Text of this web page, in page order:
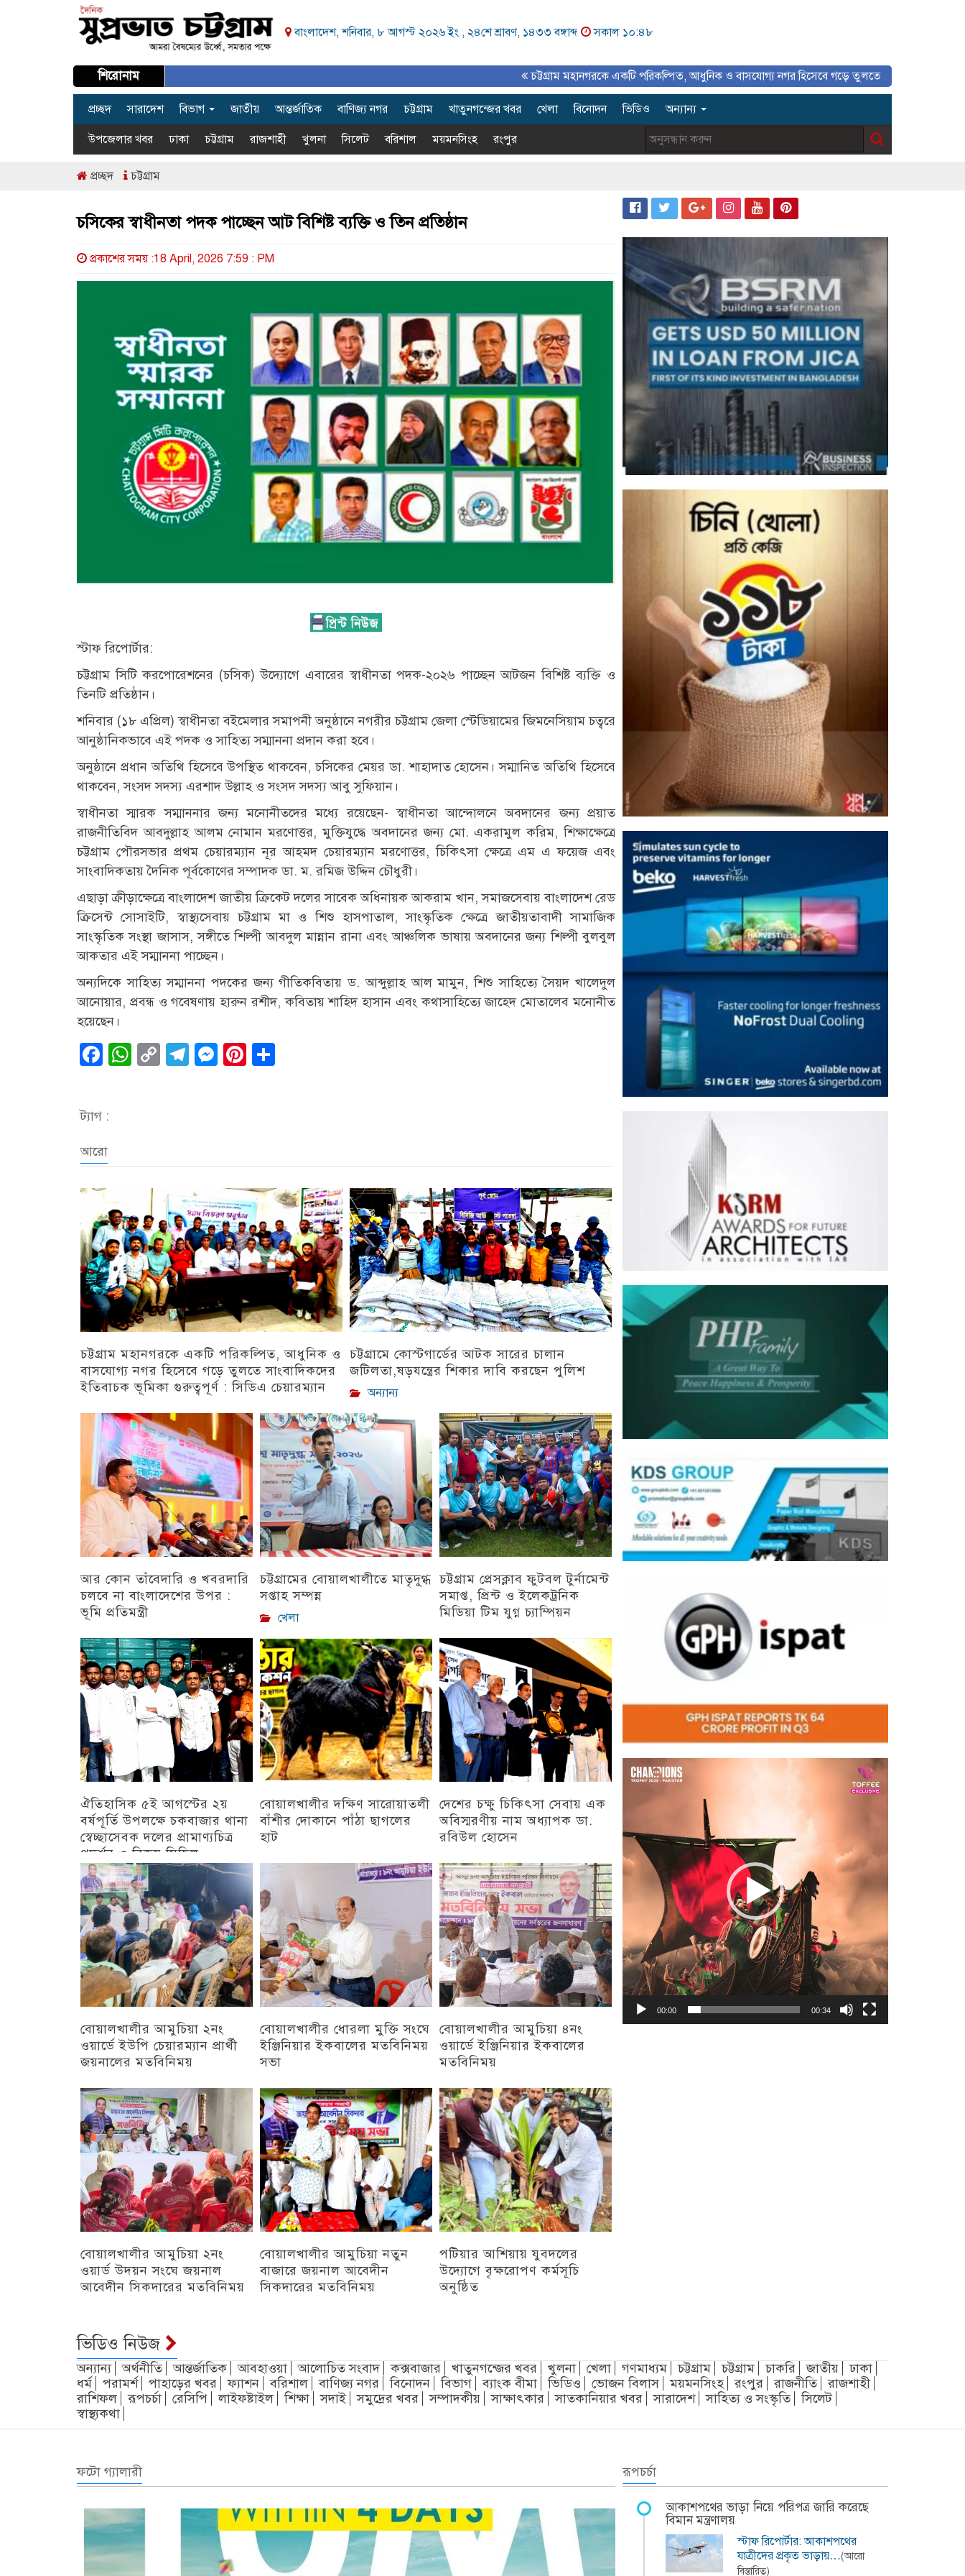
বাংলাদেশ, শনিবার, ৮ আগস্ট ২০২৬ ইং , ২৪শে শ্রাবণ, ১৪৩৩ বঙ্গাব্দ সকাল ১০:৪৮
শিরোনাম চট্টগ্রাম মহানগরকে একটি পরিকল্পিত, আধুনিক ও বাসযোগ্য নগর হিসেবে গড়ে তুলতে সাংবাদিকদের ইতিবাচক
প্রচ্ছদ সারাদেশ বিভাগ জাতীয় আন্তর্জাতিক বাণিজ্য নগর চট্টগ্রাম খাতুনগন্জের খবর খেলা বিনোদন ভিডিও অন্যান্য
উপজেলার খবর ঢাকা চট্টগ্রাম রাজশাহী খুলনা সিলেট বরিশাল ময়মনসিংহ রংপুর
প্রচ্ছদ চট্টগ্রাম
চসিকের স্বাধীনতা পদক পাচ্ছেন আট বিশিষ্ট ব্যক্তি ও তিন প্রতিষ্ঠান
প্রকাশের সময় :18 April, 2026 7:59 : PM
স্টাফ রিপোর্টার:
চট্টগ্রাম সিটি করপোরেশনের (চসিক) উদ্যোগে এবারের স্বাধীনতা পদক-২০২৬ পাচ্ছেন আটজন বিশিষ্ট ব্যক্তি ও
তিনটি প্রতিষ্ঠান।
শনিবার (১৮ এপ্রিল) স্বাধীনতা বইমেলার সমাপনী অনুষ্ঠানে নগরীর চট্টগ্রাম জেলা স্টেডিয়ামের জিমনেসিয়াম চত্বরে
আনুষ্ঠানিকভাবে এই পদক ও সাহিত্য সম্মাননা প্রদান করা হবে।
অনুষ্ঠানে প্রধান অতিথি হিসেবে উপস্থিত থাকবেন, চসিকের মেয়র ডা. শাহাদাত হোসেন। সম্মানিত অতিথি হিসেবে
থাকবেন, সংসদ সদস্য এরশাদ উল্লাহ ও সংসদ সদস্য আবু সুফিয়ান।
স্বাধীনতা স্মারক সম্মাননার জন্য মনোনীতদের মধ্যে রয়েছেন- স্বাধীনতা আন্দোলনে অবদানের জন্য প্রয়াত
রাজনীতিবিদ আবদুল্লাহ আলম নোমান মরণোত্তর, মুক্তিযুদ্ধে অবদানের জন্য মো. একরামুল করিম, শিক্ষাক্ষেত্রে
চট্টগ্রাম পৌরসভার প্রথম চেয়ারম্যান নূর আহমদ চেয়ারম্যান মরণোত্তর, চিকিৎসা ক্ষেত্রে এম এ ফয়েজ এবং
সাংবাদিকতায় দৈনিক পূর্বকোণের সম্পাদক ডা. ম. রমিজ উদ্দিন চৌধুরী।
এছাড়া ক্রীড়াক্ষেত্রে বাংলাদেশ জাতীয় ক্রিকেট দলের সাবেক অধিনায়ক আকরাম খান, সমাজসেবায় বাংলাদেশ রেড
ক্রিসেন্ট সোসাইটি, স্বাস্থ্যসেবায় চট্টগ্রাম মা ও শিশু হাসপাতাল, সাংস্কৃতিক ক্ষেত্রে জাতীয়তাবাদী সামাজিক
সাংস্কৃতিক সংস্থা জাসাস, সঙ্গীতে শিল্পী আবদুল মান্নান রানা এবং আঞ্চলিক ভাষায় অবদানের জন্য শিল্পী বুলবুল
আকতার এই সম্মাননা পাচ্ছেন।
অন্যদিকে সাহিত্য সম্মাননা পদকের জন্য গীতিকবিতায় ড. আব্দুল্লাহ আল মামুন, শিশু সাহিত্যে সৈয়দ খালেদুল
আনোয়ার, প্রবন্ধ ও গবেষণায় হারুন রশীদ, কবিতায় শাহিদ হাসান এবং কথাসাহিত্যে জাহেদ মোতালেব মনোনীত
হয়েছেন।
Facebook
WhatsApp
CopyTelegram
Messenger
Pinterest
ট্যাগ :
আরো
চট্টগ্রাম মহানগরকে একটি পরিকল্পিত, আধুনিক ও
বাসযোগ্য নগর হিসেবে গড়ে তুলতে সাংবাদিকদের
ইতিবাচক ভূমিকা গুরুত্বপূর্ণ : সিডিএ চেয়ারম্যান
চট্টগ্রামে কোস্টগার্ডের আটক সারের চালান
জটিলতা,ষড়যন্ত্রের শিকার দাবি করছেন পুলিশ
অন্যান্য
আর কোন তাঁবেদারি ও খবরদারি
চলবে না বাংলাদেশের উপর :
ভূমি প্রতিমন্ত্রী
চট্টগ্রামের বোয়ালখালীতে মাতৃদুগ্ধ
সপ্তাহ সম্পন্ন
খেলা
চট্টগ্রাম প্রেসক্লাব ফুটবল টুর্নামেন্ট
সমাপ্ত, প্রিন্ট ও ইলেকট্রনিক
মিডিয়া টিম যুগ্ন চ্যাম্পিয়ন
ঐতিহাসিক ৫ই আগস্টের ২য়
বর্ষপূর্তি উপলক্ষে চকবাজার থানা
স্বেচ্ছাসেবক দলের প্রামাণ্যচিত্র
প্রদর্শন ও বিজয় মিছিল
চট্টগ্রাম
বোয়ালখালীর দক্ষিণ সারোয়াতলী
বাঁশীর দোকানে পাঁঠা ছাগলের
হাট
দেশের চক্ষু চিকিৎসা সেবায় এক
অবিস্মরণীয় নাম অধ্যাপক ডা.
রবিউল হোসেন
বোয়ালখালীর আমুচিয়া ২নং
ওয়ার্ডে ইউপি চেয়ারম্যান প্রার্থী
জয়নালের মতবিনিময়
বোয়ালখালীর ধোরলা মুক্তি সংঘে
ইঞ্জিনিয়ার ইকবালের মতবিনিময়
সভা
বোয়ালখালীর আমুচিয়া ৪নং
ওয়ার্ডে ইঞ্জিনিয়ার ইকবালের
মতবিনিময়
বোয়ালখালীর আমুচিয়া ২নং
ওয়ার্ড উদয়ন সংঘে জয়নাল
আবেদীন সিকদারের মতবিনিময়
বোয়ালখালীর আমুচিয়া নতুন
বাজারে জয়নাল আবেদীন
সিকদারের মতবিনিময়
পটিয়ার আশিয়ায় যুবদলের
উদ্যোগে বৃক্ষরোপণ কর্মসূচি
অনুষ্ঠিত
Video
Player
00:00 00:34
ভিডিও নিউজ
অন্যান্য অর্থনীতি আন্তর্জাতিক আবহাওয়া আলোচিত সংবাদ কক্সবাজার খাতুনগন্জের খবর খুলনা খেলা গণমাধ্যম চট্টগ্রাম চট্টগ্রাম চাকরি জাতীয়
ঢাকা
ধর্ম
পরামর্শ পাহাড়ের খবর ফ্যাশন বরিশাল বাণিজ্য নগর বিনোদন বিভাগ ব্যাংক বীমা ভিডিও ভোজন বিলাস ময়মনসিংহ রংপুর রাজনীতি
রাজশাহী
রাশিফল
রূপচর্চা রেসিপি লাইফষ্টাইল শিক্ষা সদাই সমুদ্রের খবর সম্পাদকীয় সাক্ষাৎকার সাতকানিয়ার খবর সারাদেশ সাহিত্য ও সংস্কৃতি
সিলেট
স্বাস্থ্যকথা
ফটো গ্যালারী রূপচর্চা
আকাশপথের ভাড়া নিয়ে পরিপত্র জারি করেছে
বিমান মন্ত্রণালয়
স্টাফ রিপোর্টার: আকাশপথের
যাত্রীদের প্রকৃত ভাড়ায়…(আরো
বিস্তারিত)